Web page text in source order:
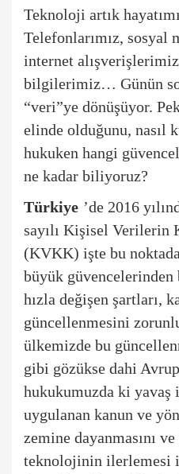
Teknoloji artık
Telefonlarımız, sosyal
internet
bilgilerimiz… Günün
“veri”ye dönüşüyor.
elinde olduğunu, nasıl
hukuken hangi
ne kadar biliyoruz?
Türkiye ’de 2016 y
sayılı Kişisel Verilerin
(KVKK) işte bu
büyük
hızla değişen şartları,
güncellenmesini
ülkemizde bu
gibi gözükse dahi
hukukumuzda ki yavaş
uygulanan kanun ve yö
zemine dayanmasını
teknolojinin ilerlemesi